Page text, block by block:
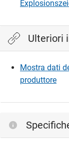
Ulteriori
Mostra dati
produttore